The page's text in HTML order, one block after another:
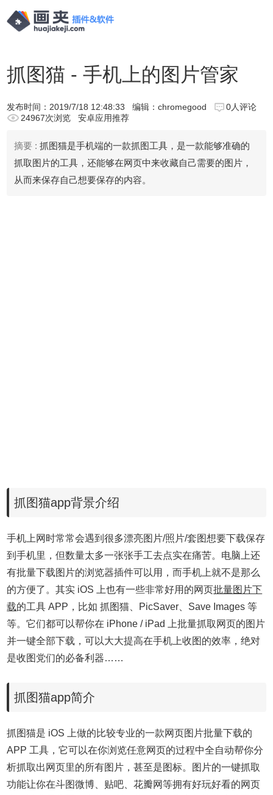
抓图猫 - 手机上的图片管家
发布时间： 2019/7/18 12:48:33 编辑：chromegood
0人评论
24967次浏览
安卓应用推荐
摘要 : 抓图猫是手机端的一款抓图工具，是一款能够准确的
抓取图片的工具，还能够在网页中来收藏自己需要的图片，
从而来保存自己想要保存的内容。
抓图猫app背景介绍
手机上网时常常会遇到很多漂亮图片/照片/套图想要下载保存
到手机里，但数量太多一张张手工去点实在痛苦。电脑上还
有批量下载图片的浏览器插件可以用，而手机上就不是那么
的方便了。其实 iOS 上也有一些非常好用的网页批量图片下
载的工具 APP，比如 抓图猫、PicSaver、Save Images 等
等。它们都可以帮你在 iPhone / iPad 上批量抓取网页的图片
并一键全部下载，可以大大提高在手机上收图的效率，绝对
是收图党们的必备利器……
抓图猫app简介
抓图猫是 iOS 上做的比较专业的一款网页图片批量下载的
APP 工具，它可以在你浏览任意网页的过程中全自动帮你分
析抓取出网页里的所有图片，甚至是图标。图片的一键抓取
功能让你在斗图微博、贴吧、花瓣网等拥有好玩好看的网页